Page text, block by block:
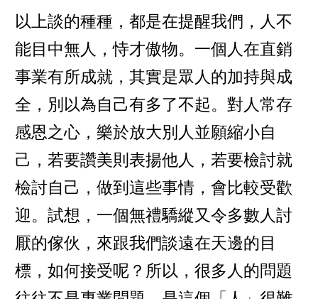
以上談的種種，都是在提醒我們，人不
能目中無人，恃才傲物。一個人在直銷
事業有所成就，其實是眾人的加持與成
全，別以為自己有多了不起。對人常存
感恩之心，樂於放大別人並願縮小自
己，若要讚美則表揚他人，若要檢討就
檢討自己，做到這些事情，會比較受歡
迎。試想，一個無禮驕縱又令多數人討
厭的傢伙，來跟我們談遠在天邊的目
標，如何接受呢？所以，很多人的問題